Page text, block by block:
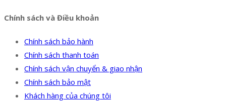
Chính sách và Điều khoản
Chính sách bảo hành
Chính sách thanh toán
Chính sách vận chuyển & giao nhận
Chính sách bảo mật
Khách hàng của chúng tôi